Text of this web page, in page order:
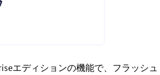
エディションの機能で、フラッシュ